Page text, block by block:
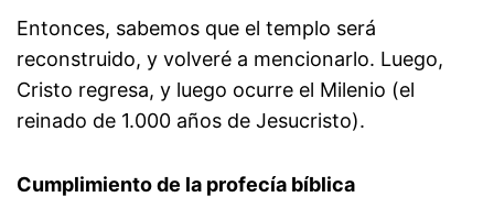
Entonces, sabemos que el templo será
reconstruido, y volveré a mencionarlo. Luego,
Cristo regresa, y luego ocurre el Milenio (el
reinado de 1.000 años de Jesucristo).
Cumplimiento de la profecía bíblica